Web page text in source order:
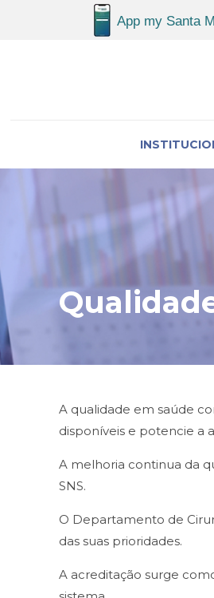
A qualidade em saúde
disponíveis e potencie a
A melhoria continua da
SNS.
O Departamento de
das suas prioridades.
A acreditação surge